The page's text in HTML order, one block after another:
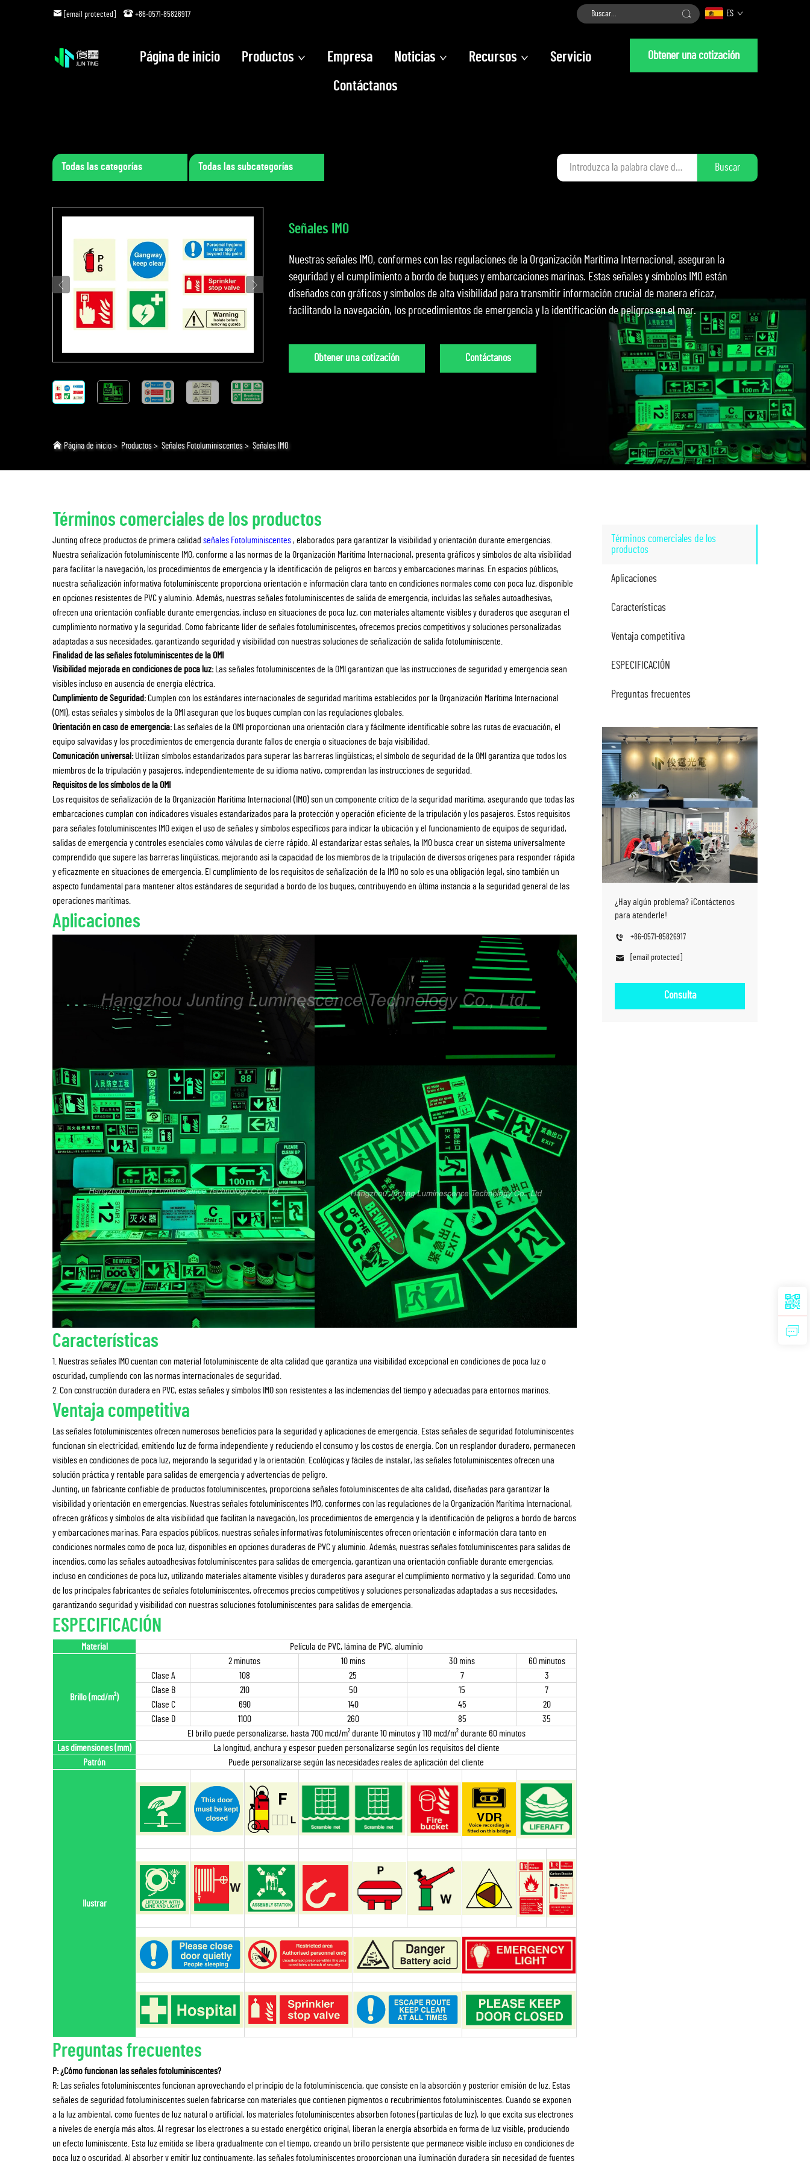
[email protected] +86-0571-85826917 ES
Página de inicio Productos Empresa Noticias Recursos
Servicio
Contáctanos
Obtener una cotización
Todas las categorías Todas las subcategorías Buscar
Señales IMO
Nuestras señales IMO, conformes con las regulaciones de la Organización Marítima Internacional, aseguran la
seguridad y el cumplimiento a bordo de buques y embarcaciones marinas. Estas señales y símbolos IMO están
diseñados con gráficos y símbolos de alta visibilidad para transmitir información crucial de manera eficaz,
facilitando la navegación, los procedimientos de emergencia y la identificación de peligros en el mar.
Obtener una cotización Contáctanos
Página de inicio> Productos > Señales Fotoluminiscentes > Señales IMO
Términos comerciales de los
productos
Aplicaciones
Características
Ventaja competitiva
ESPECIFICACIÓN
Preguntas frecuentes
¿Hay algún problema? ¡Contáctenos
para atenderle!
+86-0571-85826917
[email protected]
Consulta
Términos comerciales de los productos
Junting ofrece productos de primera calidad señales Fotoluminiscentes , elaborados para garantizar la visibilidad y orientación durante emergencias.
Nuestra señalización fotoluminiscente IMO, conforme a las normas de la Organización Marítima Internacional, presenta gráficos y símbolos de alta visibilidad
para facilitar la navegación, los procedimientos de emergencia y la identificación de peligros en barcos y embarcaciones marinas. En espacios públicos,
nuestra señalización informativa fotoluminiscente proporciona orientación e información clara tanto en condiciones normales como con poca luz, disponible
en opciones resistentes de PVC y aluminio. Además, nuestras señales fotoluminiscentes de salida de emergencia, incluidas las señales autoadhesivas,
ofrecen una orientación confiable durante emergencias, incluso en situaciones de poca luz, con materiales altamente visibles y duraderos que aseguran el
cumplimiento normativo y la seguridad. Como fabricante líder de señales fotoluminiscentes, ofrecemos precios competitivos y soluciones personalizadas
adaptadas a sus necesidades, garantizando seguridad y visibilidad con nuestras soluciones de señalización de salida fotoluminiscente.
Finalidad de las señales fotoluminiscentes de la OMI
Visibilidad mejorada en condiciones de poca luz:Las señales fotoluminiscentes de la OMI garantizan que las instrucciones de seguridad y emergencia sean
visibles incluso en ausencia de energía eléctrica.
Cumplimiento de Seguridad:Cumplen con los estándares internacionales de seguridad marítima establecidos por la Organización Marítima Internacional
(OMI), estas señales y símbolos de la OMI aseguran que los buques cumplan con las regulaciones globales.
Orientación en caso de emergencia:Las señales de la OMI proporcionan una orientación clara y fácilmente identificable sobre las rutas de evacuación, el
equipo salvavidas y los procedimientos de emergencia durante fallos de energía o situaciones de baja visibilidad.
Comunicación universal:Utilizan símbolos estandarizados para superar las barreras lingüísticas; el símbolo de seguridad de la OMI garantiza que todos los
miembros de la tripulación y pasajeros, independientemente de su idioma nativo, comprendan las instrucciones de seguridad.
Requisitos de los símbolos de la OMI
Los requisitos de señalización de la Organización Marítima Internacional (IMO) son un componente crítico de la seguridad marítima, asegurando que todas las
embarcaciones cumplan con indicadores visuales estandarizados para la protección y operación eficiente de la tripulación y los pasajeros. Estos requisitos
para señales fotoluminiscentes IMO exigen el uso de señales y símbolos específicos para indicar la ubicación y el funcionamiento de equipos de seguridad,
salidas de emergencia y controles esenciales como válvulas de cierre rápido. Al estandarizar estas señales, la IMO busca crear un sistema universalmente
comprendido que supere las barreras lingüísticas, mejorando así la capacidad de los miembros de la tripulación de diversos orígenes para responder rápida
y eficazmente en situaciones de emergencia. El cumplimiento de los requisitos de señalización de la IMO no solo es una obligación legal, sino también un
aspecto fundamental para mantener altos estándares de seguridad a bordo de los buques, contribuyendo en última instancia a la seguridad general de las
operaciones marítimas.
Aplicaciones
Características
1. Nuestras señales IMO cuentan con material fotoluminiscente de alta calidad que garantiza una visibilidad excepcional en condiciones de poca luz o
oscuridad, cumpliendo con las normas internacionales de seguridad.
2. Con construcción duradera en PVC, estas señales y símbolos IMO son resistentes a las inclemencias del tiempo y adecuadas para entornos marinos.
Ventaja competitiva
Las señales fotoluminiscentes ofrecen numerosos beneficios para la seguridad y aplicaciones de emergencia. Estas señales de seguridad fotoluminiscentes
funcionan sin electricidad, emitiendo luz de forma independiente y reduciendo el consumo y los costos de energía. Con un resplandor duradero, permanecen
visibles en condiciones de poca luz, mejorando la seguridad y la orientación. Ecológicas y fáciles de instalar, las señales fotoluminiscentes ofrecen una
solución práctica y rentable para salidas de emergencia y advertencias de peligro.
Junting, un fabricante confiable de productos fotoluminiscentes, proporciona señales fotoluminiscentes de alta calidad, diseñadas para garantizar la
visibilidad y orientación en emergencias. Nuestras señales fotoluminiscentes IMO, conformes con las regulaciones de la Organización Marítima Internacional,
ofrecen gráficos y símbolos de alta visibilidad que facilitan la navegación, los procedimientos de emergencia y la identificación de peligros a bordo de barcos
y embarcaciones marinas. Para espacios públicos, nuestras señales informativas fotoluminiscentes ofrecen orientación e información clara tanto en
condiciones normales como de poca luz, disponibles en opciones duraderas de PVC y aluminio. Además, nuestras señales fotoluminiscentes para salidas de
incendios, como las señales autoadhesivas fotoluminiscentes para salidas de emergencia, garantizan una orientación confiable durante emergencias,
incluso en condiciones de poca luz, utilizando materiales altamente visibles y duraderos para asegurar el cumplimiento normativo y la seguridad. Como uno
de los principales fabricantes de señales fotoluminiscentes, ofrecemos precios competitivos y soluciones personalizadas adaptadas a sus necesidades,
garantizando seguridad y visibilidad con nuestras soluciones fotoluminiscentes para salidas de emergencia.
ESPECIFICACIÓN
Material Película de PVC, lámina de PVC, aluminio
Brillo (mcd/m²)
2 minutos 10 mins 30 mins
60 minutos
Clase A
108 25 7
3
Clase B
210 50 15
7
Clase C
690 140 45
20
Clase D
1100 260 85
35
El brillo puede personalizarse, hasta 700 mcd/m² durante 10 minutos y 110 mcd/m² durante 60 minutos
Las dimensiones (mm)
La longitud, anchura y espesor pueden personalizarse según los requisitos del cliente
Patrón
Puede personalizarse según las necesidades reales de aplicación del cliente
Ilustrar
Preguntas frecuentes
P: ¿Cómo funcionan las señales fotoluminiscentes?
R: Las señales fotoluminiscentes funcionan aprovechando el principio de la fotoluminiscencia, que consiste en la absorción y posterior emisión de luz. Estas
señales de seguridad fotoluminiscentes suelen fabricarse con materiales que contienen pigmentos o recubrimientos fotoluminiscentes. Cuando se exponen
a la luz ambiental, como fuentes de luz natural o artificial, los materiales fotoluminiscentes absorben fotones (partículas de luz), lo que excita sus electrones
a niveles de energía más altos. Al regresar los electrones a su estado energético original, liberan la energía absorbida en forma de luz visible, produciendo
un efecto luminiscente. Esta luz emitida se libera gradualmente con el tiempo, creando un brillo persistente que permanece visible incluso en condiciones de
poca luz o oscuridad. Al absorber y emitir luz continuamente, las señales fotoluminiscentes proporcionan una iluminación duradera sin necesidad de fuentes